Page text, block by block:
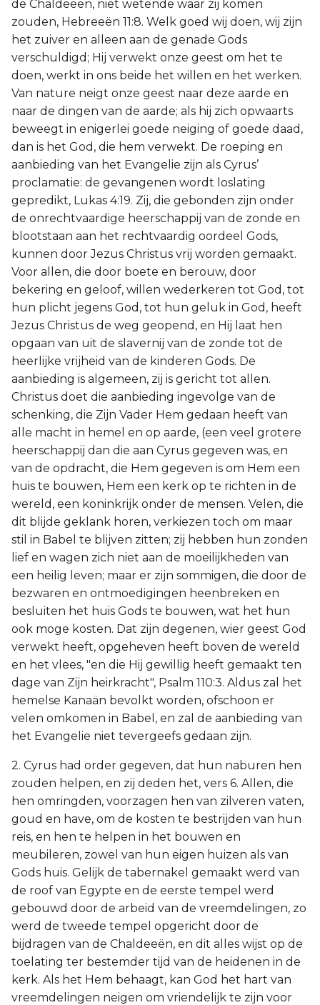
de Chaldeeën, niet wetende waar zij komen
zouden, Hebreeën 11:8. Welk goed wij doen, wij zijn
het zuiver en alleen aan de genade Gods
verschuldigd; Hij verwekt onze geest om het te
doen, werkt in ons beide het willen en het werken.
Van nature neigt onze geest naar deze aarde en
naar de dingen van de aarde; als hij zich opwaarts
beweegt in enigerlei goede neiging of goede daad,
dan is het God, die hem verwekt. De roeping en
aanbieding van het Evangelie zijn als Cyrus’
proclamatie: de gevangenen wordt loslating
gepredikt, Lukas 4:19. Zij, die gebonden zijn onder
de onrechtvaardige heerschappij van de zonde en
blootstaan aan het rechtvaardig oordeel Gods,
kunnen door Jezus Christus vrij worden gemaakt.
Voor allen, die door boete en berouw, door
bekering en geloof, willen wederkeren tot God, tot
hun plicht jegens God, tot hun geluk in God, heeft
Jezus Christus de weg geopend, en Hij laat hen
opgaan van uit de slavernij van de zonde tot de
heerlijke vrijheid van de kinderen Gods. De
aanbieding is algemeen, zij is gericht tot allen.
Christus doet die aanbieding ingevolge van de
schenking, die Zijn Vader Hem gedaan heeft van
alle macht in hemel en op aarde, (een veel grotere
heerschappij dan die aan Cyrus gegeven was, en
van de opdracht, die Hem gegeven is om Hem een
huis te bouwen, Hem een kerk op te richten in de
wereld, een koninkrijk onder de mensen. Velen, die
dit blijde geklank horen, verkiezen toch om maar
stil in Babel te blijven zitten; zij hebben hun zonden
lief en wagen zich niet aan de moeilijkheden van
een heilig leven; maar er zijn sommigen, die door de
bezwaren en ontmoedigingen heenbreken en
besluiten het huis Gods te bouwen, wat het hun
ook moge kosten. Dat zijn degenen, wier geest God
verwekt heeft, opgeheven heeft boven de wereld
en het vlees, "en die Hij gewillig heeft gemaakt ten
dage van Zijn heirkracht", Psalm 110:3. Aldus zal het
hemelse Kanaän bevolkt worden, ofschoon er
velen omkomen in Babel, en zal de aanbieding van
het Evangelie niet tevergeefs gedaan zijn.
2. Cyrus had order gegeven, dat hun naburen hen
zouden helpen, en zij deden het, vers 6. Allen, die
hen omringden, voorzagen hen van zilveren vaten,
goud en have, om de kosten te bestrijden van hun
reis, en hen te helpen in het bouwen en
meubileren, zowel van hun eigen huizen als van
Gods huis. Gelijk de tabernakel gemaakt werd van
de roof van Egypte en de eerste tempel werd
gebouwd door de arbeid van de vreemdelingen, zo
werd de tweede tempel opgericht door de
bijdragen van de Chaldeeën, en dit alles wijst op de
toelating ter bestemder tijd van de heidenen in de
kerk. Als het Hem behaagt, kan God het hart van
vreemdelingen neigen om vriendelijk te zijn voor